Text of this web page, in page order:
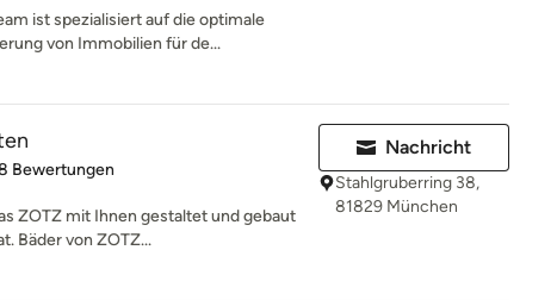
ist spezialisiert auf die optimale
von Immobilien für de...
4.8 von 5 Sternen
Bewertungen
ZOTZ mit Ihnen gestaltet und gebaut
Bäder von ZOTZ...
Nachricht
Stahlgruberring 38,
81829 München